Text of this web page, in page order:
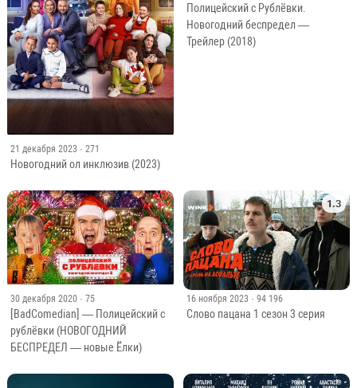
21 декабря 2023 · 271
Новогодний ол инклюзив (2023)
Полицейский с Рублёвки.
Новогодний беспредел —
Трейлер (2018)
30 декабря 2020 · 75
[BadComedian] — Полицейский с
рублёвки (НОВОГОДНИЙ
БЕСПРЕДЕЛ — новые Ёлки)
1.3
16 ноября 2023 · 94 196
Слово пацана 1 сезон 3 серия